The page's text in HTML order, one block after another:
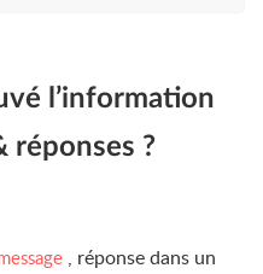
l’information
réponses ?
, réponse dans un